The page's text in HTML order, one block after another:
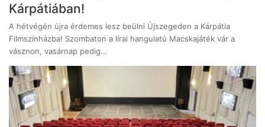
Kárpátiában!
A hétvégén újra érdemes lesz beülni Újszegeden a Kárpátia
Filmszínházba! Szombaton a lírai hangulatú Macskajáték vár a
vásznon, vasárnap pedig…